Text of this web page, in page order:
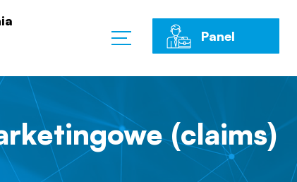
Panel
(claims)